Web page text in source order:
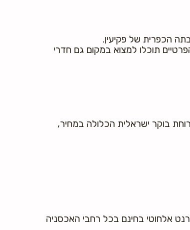
תוכלו למצוא במקום גם חדרי
מכיל מקומות עד ל- 270 סועדים, ומציע מדי יום ארוחת בוקר ישראלית הכלולה במחיר,
אלחוטי בחינם בכל רחבי האכסניה